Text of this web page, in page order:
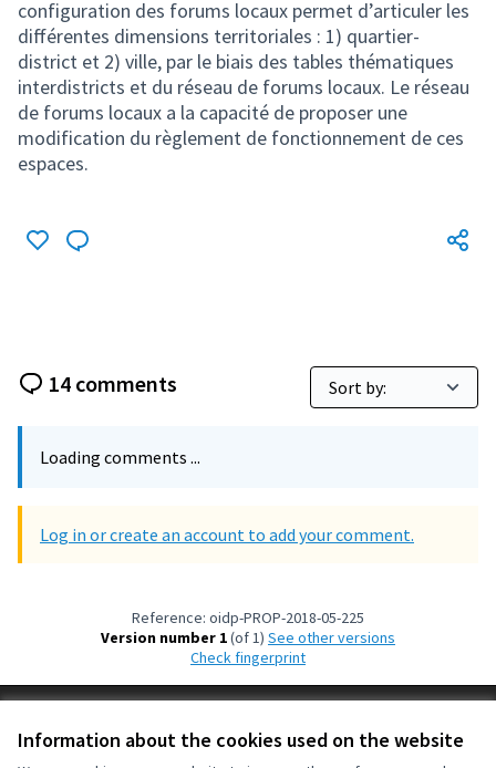
Information about the cookies used on the website
configuration des forums locaux permet d’articuler les
différentes dimensions territoriales : 1) quartier-
district et 2) ville, par le biais des tables thématiques
interdistricts et du réseau de forums locaux. Le réseau
de forums locaux a la capacité de proposer une
modification du règlement de fonctionnement de ces
espaces.
14 comments
Loading comments ...
Log in or create an account to add your comment.
Reference: oidp-PROP-2018-05-225
Version number 1(of 1)
see other versions
Check fingerprint
Cookie settings
OIDP at Facebook
OIDP at YouTube